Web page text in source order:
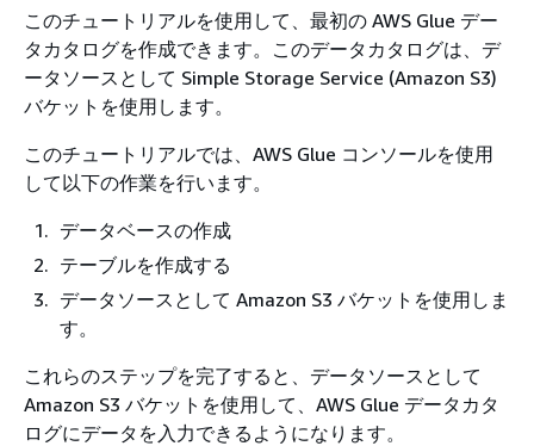
このチュートリアルを使用して、最初の AWS Glue デー
タカタログを作成できます。このデータカタログは、デ
ータソースとして Simple Storage Service (Amazon S3)
バケットを使用します。
このチュートリアルでは、AWS Glue コンソールを使用
して以下の作業を行います。
データベースの作成
テーブルを作成する
データソースとして Amazon S3 バケットを使用しま
す。
これらのステップを完了すると、データソースとして
Amazon S3 バケットを使用して、AWS Glue データカタ
ログにデータを入力できるようになります。